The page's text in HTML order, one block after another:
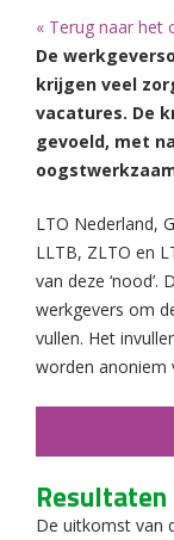
« Terug naar het
De
krijgen veel
vacatures. De
gevoeld, met
LTO Nederland,
LLTB, ZLTO en
van deze
werkgevers om
vullen. Het
worden anoniem
Resultaten
De uitkomst van